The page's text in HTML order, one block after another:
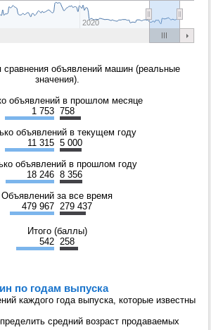
2020
сравнения объявлений машин (реальные
значения).
объявлений в прошлом месяце
1 753 758
объявлений в текущем году
11 315 5 000
объявлений в прошлом году
18 246 8 356
Объявлений за все время
479 967 279 437
Итого (баллы)
542 258
по годам выпуска
каждого года выпуска, которые известны
средний возраст продаваемых